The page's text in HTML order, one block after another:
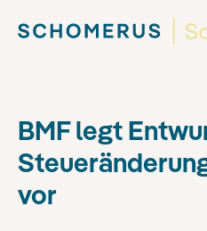
BMF legt
vor